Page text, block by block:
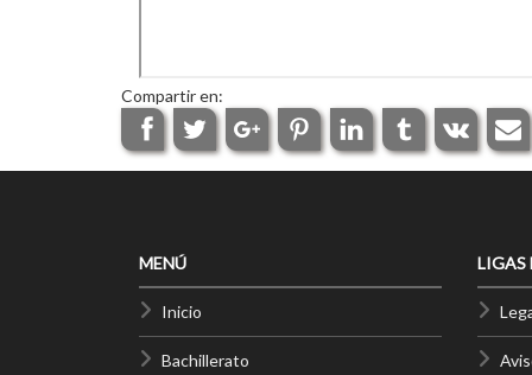
Compartir en:
MENÚ
Inicio
Bachillerato
LIGAS